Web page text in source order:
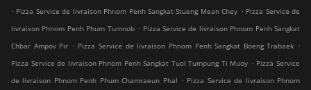
. Pizza Service de livraison Phnom Penh Sangkat Stueng Mean Chey . Pizza Service de
livraison Phnom Penh Phum Tumnob . Pizza Service de livraison Phnom Penh Sangkat
Chbar Ampov Pir . Pizza Service de livraison Phnom Penh Sangkat Boeng Trabaek .
Pizza Service de livraison Phnom Penh Sangkat Tuol Tumpung Ti Muoy . Pizza Service
de livraison Phnom Penh Phum Chamraeun Phal . Pizza Service de livraison Phnom